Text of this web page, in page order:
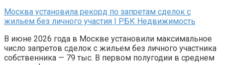
Москва установила рекорд по запретам сделок с
жильем без личного участия | РБК Недвижимость
В июне 2026 года в Москве установили максимальное
число запретов сделок с жильем без личного участника
собственника — 79 тыс. В первом полугодии в среднем